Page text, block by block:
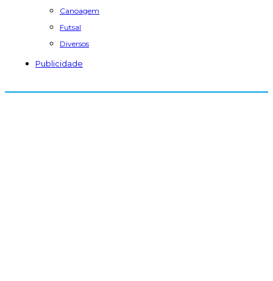
Canoagem
Futsal
Diversos
Publicidade